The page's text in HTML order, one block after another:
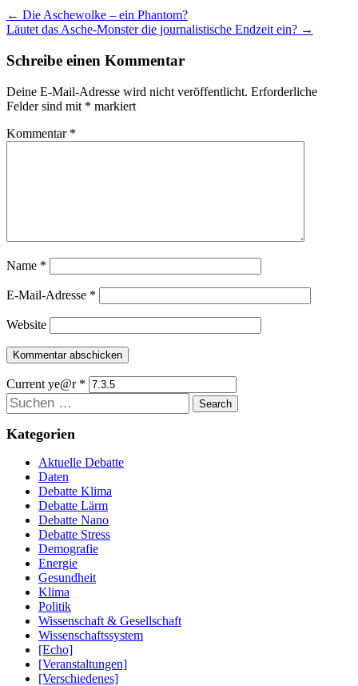
Artikel
Navigation
← Die Aschewolke – ein Phantom?
Läutet das Asche-Monster die journalistische Endzeit ein? →
Schreibe einen Kommentar
Deine E-Mail-Adresse wird nicht veröffentlicht. Erforderliche
Felder sind mit * markiert
Kommentar *
Name *
E-Mail-Adresse *
Website
Current ye@r *
Suchen
Kategorien
Aktuelle Debatte
Daten
Debatte Klima
Debatte Lärm
Debatte Nano
Debatte Stress
Demografie
Energie
Gesundheit
Klima
Politik
Wissenschaft & Gesellschaft
Wissenschaftssystem
[Echo]
[Veranstaltungen]
[Verschiedenes]